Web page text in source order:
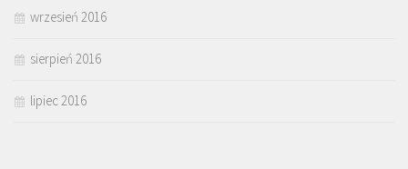
wrzesień 2016
sierpień 2016
lipiec 2016